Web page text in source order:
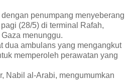
penumpang menyeberang
(28/5) di terminal Rafah,
menunggu.
dua ambulans yang mengangkut
memperoleh perawatan yang
Nabil al-Arabi, mengumumkan